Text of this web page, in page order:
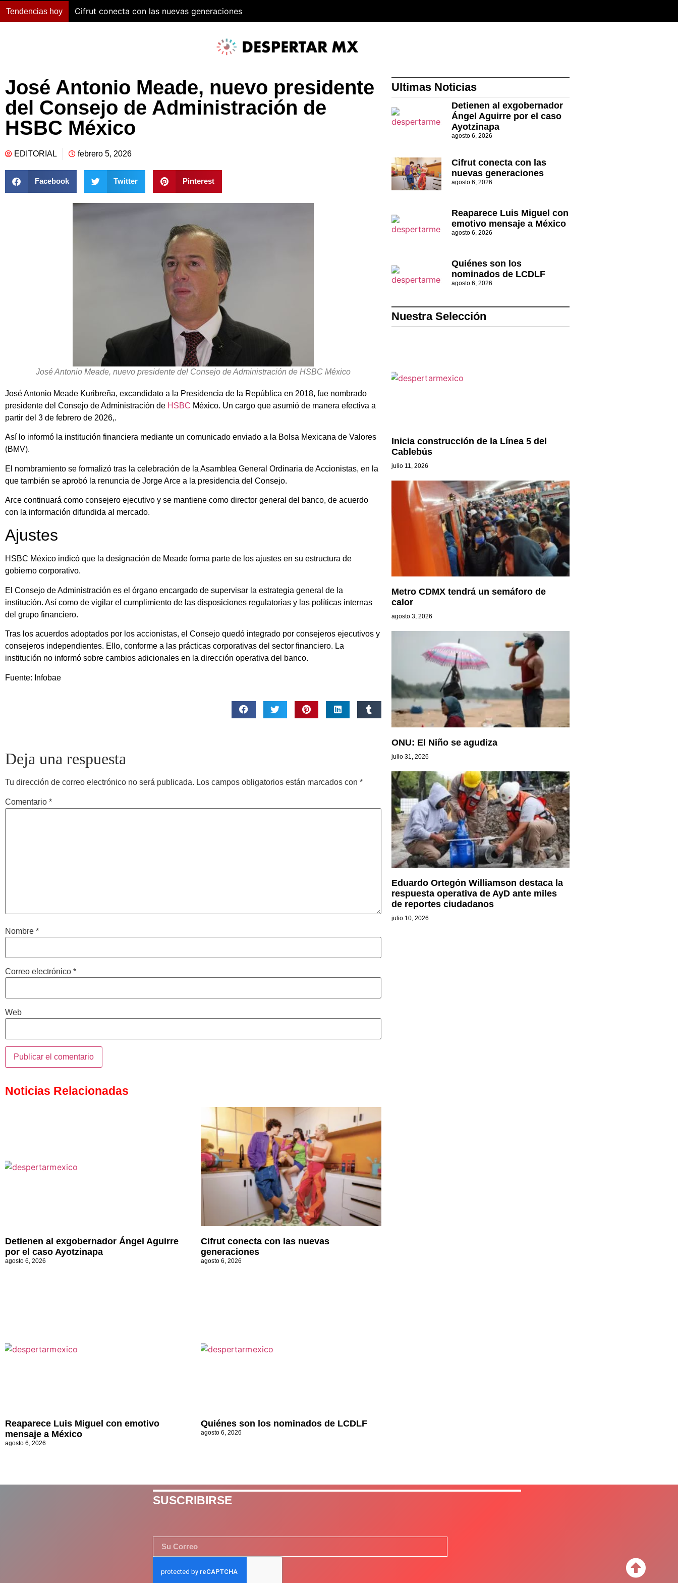
Tendencias hoy Cifrut conecta con las nuevas generaciones
José Antonio Meade, nuevo presidente
del Consejo de Administración de
HSBC México
EDITORIAL febrero 5, 2026
Facebook Twitter Pinterest
José Antonio Meade, nuevo presidente del Consejo de Administración de HSBC México
José Antonio Meade Kuribreña, excandidato a la Presidencia de la República en 2018, fue nombrado
presidente del Consejo de Administración de HSBC México. Un cargo que asumió de manera efectiva a
partir del 3 de febrero de 2026,.
Así lo informó la institución financiera mediante un comunicado enviado a la Bolsa Mexicana de Valores
(BMV).
El nombramiento se formalizó tras la celebración de la Asamblea General Ordinaria de Accionistas, en la
que también se aprobó la renuncia de Jorge Arce a la presidencia del Consejo.
Arce continuará como consejero ejecutivo y se mantiene como director general del banco, de acuerdo
con la información difundida al mercado.
Ajustes
HSBC México indicó que la designación de Meade forma parte de los ajustes en su estructura de
gobierno corporativo.
El Consejo de Administración es el órgano encargado de supervisar la estrategia general de la
institución. Así como de vigilar el cumplimiento de las disposiciones regulatorias y las políticas internas
del grupo financiero.
Tras los acuerdos adoptados por los accionistas, el Consejo quedó integrado por consejeros ejecutivos y
consejeros independientes. Ello, conforme a las prácticas corporativas del sector financiero. La
institución no informó sobre cambios adicionales en la dirección operativa del banco.
Fuente: Infobae
Deja una respuesta
Tu dirección de correo electrónico no será publicada. Los campos obligatorios están marcados con *
Comentario *
Nombre *
Correo electrónico *
Web
Noticias Relacionadas
Detienen al exgobernador Ángel Aguirre
por el caso Ayotzinapa
agosto 6, 2026
Cifrut conecta con las nuevas
generaciones
agosto 6, 2026
Reaparece Luis Miguel con emotivo
mensaje a México
agosto 6, 2026
Quiénes son los nominados de LCDLF
agosto 6, 2026
Ultimas Noticias
Detienen al exgobernador
Ángel Aguirre por el caso
Ayotzinapa
agosto 6, 2026
Cifrut conecta con las
nuevas generaciones
agosto 6, 2026
Reaparece Luis Miguel con
emotivo mensaje a México
agosto 6, 2026
Quiénes son los
nominados de LCDLF
agosto 6, 2026
Nuestra Selección
Inicia construcción de la Línea 5 del
Cablebús
julio 11, 2026
Metro CDMX tendrá un semáforo de
calor
agosto 3, 2026
ONU: El Niño se agudiza
julio 31, 2026
Eduardo Ortegón Williamson destaca la
respuesta operativa de AyD ante miles
de reportes ciudadanos
julio 10, 2026
SUSCRIBIRSE